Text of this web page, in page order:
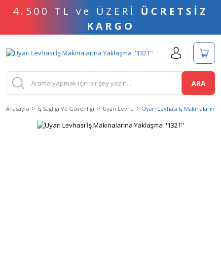
4.500 TL ve ÜZERİ ÜCRETSİZ
KARGO
ARA
Anasayfa İş Sağlığı Ve Güvenliği Uyarı Levha Uyarı Levhası İş Makinalarına